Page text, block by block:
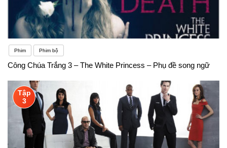
Phim Phim bộ
Công Chúa Trắng 3 – The White Princess – Phụ đề song ngữ
Tập
3